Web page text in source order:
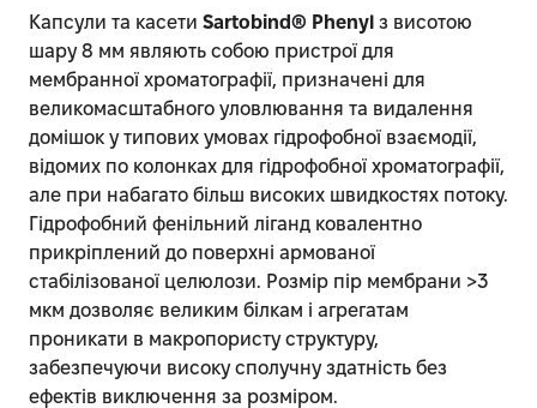
Капсули та касети Sartobind® Phenyl з висотою
шару 8 мм являють собою пристрої для
мембранної хроматографії, призначені для
великомасштабного уловлювання та видалення
домішок у типових умовах гідрофобної взаємодії,
відомих по колонках для гідрофобної хроматографії,
але при набагато більш високих швидкостях потоку.
Гідрофобний фенільний ліганд ковалентно
прикріплений до поверхні армованої
стабілізованої целюлози. Розмір пір мембрани >3
мкм дозволяє великим білкам і агрегатам
проникати в макропористу структуру,
забезпечуючи високу сполучну здатність без
ефектів виключення за розміром.